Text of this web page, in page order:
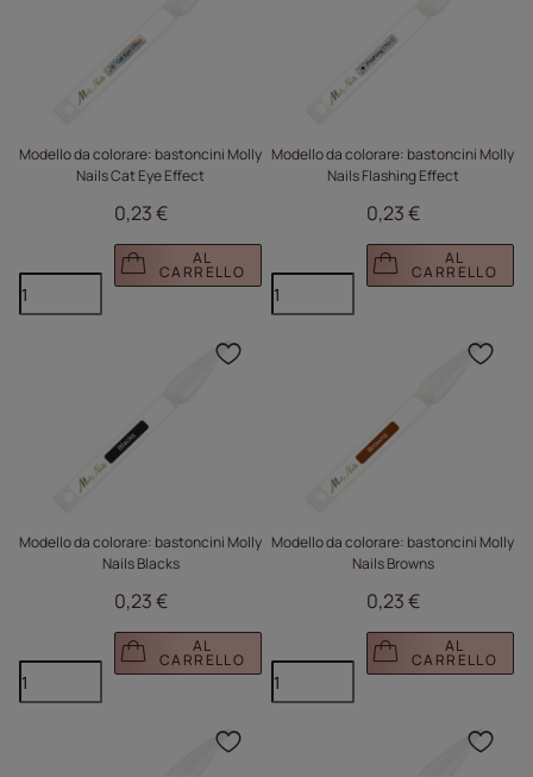
Modello da colorare: bastoncini Molly
Nails Cat Eye Effect
0,23 €
AL
CARRELLO
Modello da colorare: bastoncini Molly
Nails Flashing Effect
0,23 €
AL
CARRELLO
Modello da colorare: bastoncini Molly
Nails Blacks
0,23 €
AL
CARRELLO
Fare clic per
Modello da colorare: bastoncini Molly
Nails Browns
0,23 €
AL
CARRELLO
Fare clic per